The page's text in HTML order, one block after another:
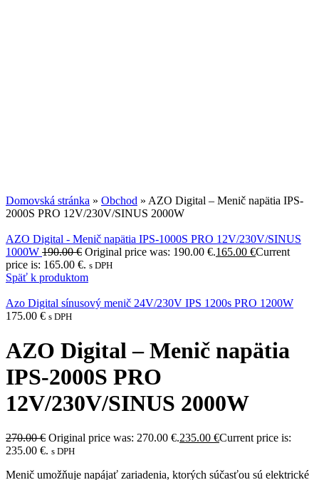
Domovská stránka » Obchod » AZO Digital – Menič napätia IPS-
2000S PRO 12V/230V/SINUS 2000W
AZO Digital - Menič napätia IPS-1000S PRO 12V/230V/SINUS
1000W 190.00€ Original price was: 190.00 €.165.00 €Current
price is: 165.00 €. s DPH
Späť k produktom
Azo Digital sínusový menič 24V/230V IPS 1200s PRO 1200W
175.00 € s DPH
AZO Digital – Menič napätia
IPS-2000S PRO
12V/230V/SINUS 2000W
270.00€ Original price was: 270.00 €.235.00 €Current price is:
235.00 €. s DPH
Menič umožňuje napájať zariadenia, ktorých súčasťou sú elektrické